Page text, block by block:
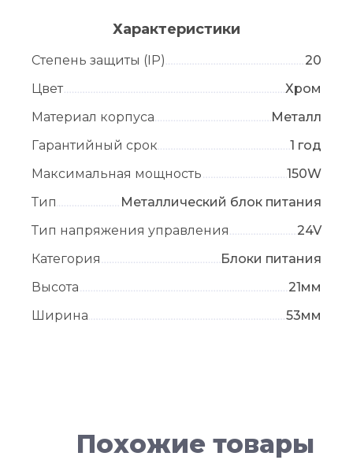
Характеристики
Степень защиты (IP)
20
Цвет
Хром
Материал корпуса
Металл
Гарантийный срок
1 год
Максимальная мощность
150W
Тип
Металлический блок питания
Тип напряжения управления
24V
Категория
Блоки питания
Высота
21мм
Ширина
53мм
Похожие товары